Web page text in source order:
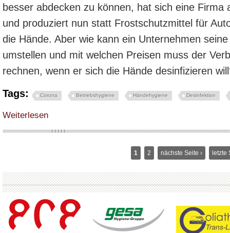
besser abdecken zu können, hat sich eine Firma
und produziert nun statt Frostschutzmittel für
die Hände. Aber wie kann ein Unternehmen
umstellen und mit welchen Preisen muss der
rechnen, wenn er sich die Hände desinfizieren
Tags:
Corona Betriebshygiene Händehygiene Desinfektion
Weiterlesen
1 2 nächste Seite › letzte